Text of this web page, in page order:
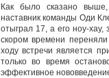
Как было сказано
наставник команды Оди
отыграл 17, а его ноу-
скором времени
ходу встречи является
только во время
эффективное